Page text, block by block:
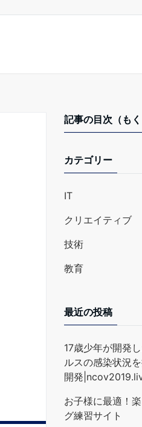
記事の目次（もく
カテゴリー
IT
クリエイティブ
技術
教育
最近の投稿
17歳少年が開発
ルスの感染状況
開発
お子様に最適！
グ練習サイト